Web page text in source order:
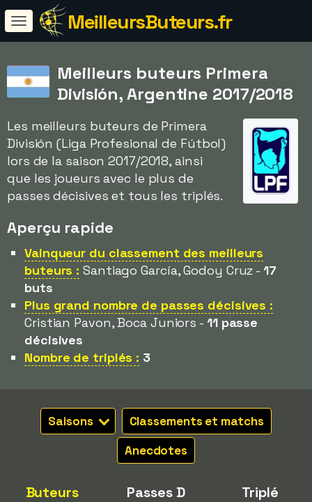
MeilleursButeurs.fr
Meilleurs buteurs Primera
División, Argentine 2017/2018
Les meilleurs buteurs de Primera
División (Liga Profesional de Fútbol)
lors de la saison 2017/2018, ainsi
que les joueurs avec le plus de
passes décisives et tous les triplés.
Aperçu rapide
Vainqueur du classement des meilleurs
buteurs : Santiago García, Godoy Cruz -17
buts
Plus grand nombre de passes décisives :
Cristian Pavon, Boca Juniors - 11 passe
décisives
Nombre de triplés : 3
Saisons
Classements et matchs
Anecdotes
Buteurs Passes D Triplé